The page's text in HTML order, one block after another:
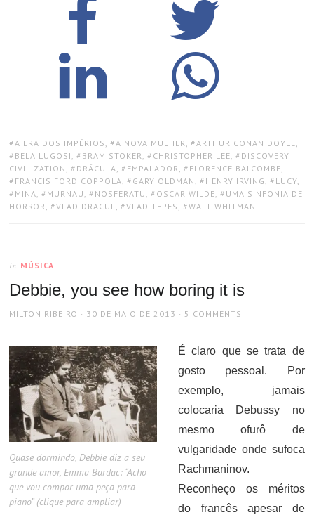
TAGS:
A ERA DOS IMPÉRIOS , A NOVA MULHER, ARTHUR CONAN DOYLE,
BELA LUGOSI , BRAM STOKER, CHRISTOPHER LEE, DISCOVERY
CIVILIZATION , DRÁCULA, EMPALADOR, FLORENCE BALCOMBE,
FRANCIS FORD COPPOLA, GARY OLDMAN , HENRY IRVING , LUCY,
MINA, MURNAU , NOSFERATU , OSCAR WILDE, UMA SINFONIA DE
HORROR, VLAD DRACUL, VLAD TEPES , WALT WHITMAN
In MÚSICA
Debbie, you see how boring it is
AUTHOR
MILTON RIBEIRO
POSTED
30 DE MAIO DE 2013 5 COMMENTS
Quase dormindo, Debbie diz a seu
grande amor, Emma Bardac: “Acho
que vou compor uma peça para
piano” (clique para ampliar)
É claro que se trata de
gosto pessoal. Por
exemplo, jamais
colocaria Debussy no
mesmo ofurô de
vulgaridade onde sufoca
Rachmaninov.
Reconheço os méritos
do francês apesar de